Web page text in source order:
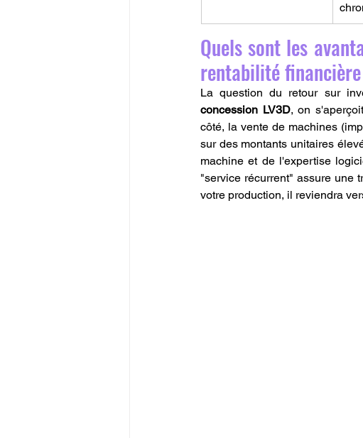
Quels sont les
rentabilité
La question du retour sur
concession LV3D, on
côté, la vente de machines
sur des montants unitaires
machine et de l'expertise
"service récurrent" assure une
votre production, il reviendra